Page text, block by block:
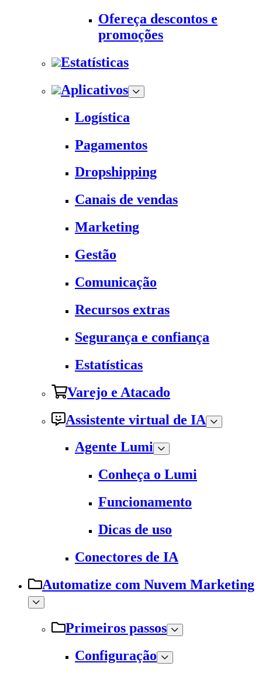
Ofereça descontos e
promoções
Estatísticas
Aplicativos
Logística
Pagamentos
Dropshipping
Canais de vendas
Marketing
Gestão
Comunicação
Recursos extras
Segurança e confiança
Estatísticas
Varejo e Atacado
Assistente virtual de IA
Agente Lumi
Conheça o Lumi
Funcionamento
Dicas de uso
Conectores de IA
Automatize com Nuvem Marketing
Primeiros passos
Configuração